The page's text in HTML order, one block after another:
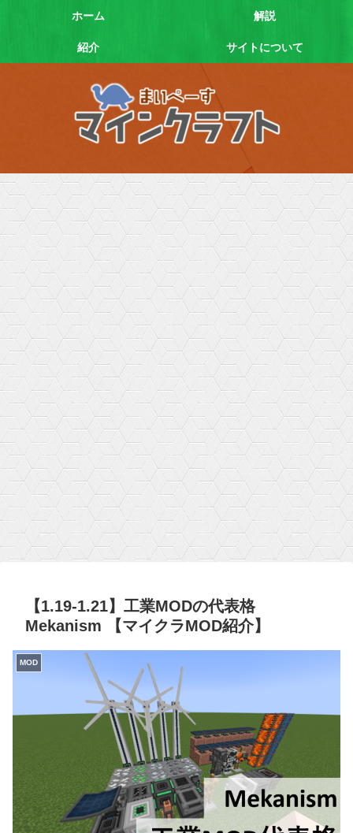
ホーム 解説
紹介 サイトについて
【1.19-1.21】工業MODの代表格
Mekanism 【マイクラMOD紹介】
MOD